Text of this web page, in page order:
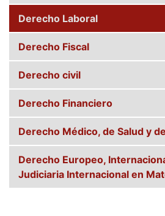
Derecho Laboral
Derecho Fiscal
Derecho civil
Derecho Financiero
Derecho Médico, de Salud y
Derecho Europeo,
Judiciaria Internacional en